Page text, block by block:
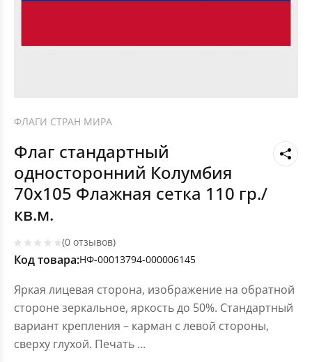
ФЛАГИ СТРАН МИРА
Флаг стандартный
односторонний Колумбия
70х105 Флажная сетка 110 гр./
кв.м.
(0 отзывов)
Код товара:НФ-00013794-000006145
Яркая лицевая сторона, изображение на обратной
стороне зеркальное, яркость до 50%. Стандартный
вариант крепления – карман с левой стороны,
сверху глухой. Печать ...